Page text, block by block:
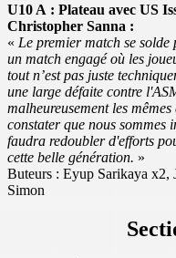
U10 A : Plateau avec US
Christopher Sanna :
« Le premier match se
un match engagé où les
tout n’est pas juste
une large défaite contre
malheureusement les
constater que nous sommes
faudra redoubler d'efforts
cette belle génération. »
Buteurs : Eyup Sarikaya x2,
Simon